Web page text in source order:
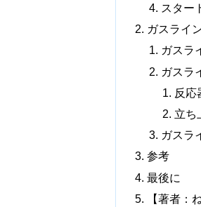
スター
ガスライ
ガスラ
ガスラ
反応
立ち
ガスラ
参考
最後に
【著者：